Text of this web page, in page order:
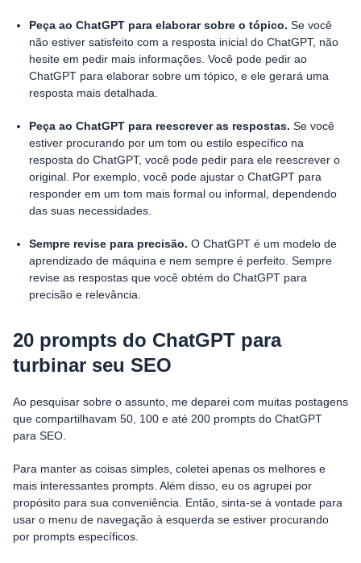
Peça ao ChatGPT para elaborar sobre o tópico. Se você
não estiver satisfeito com a resposta inicial do ChatGPT, não
hesite em pedir mais informações. Você pode pedir ao
ChatGPT para elaborar sobre um tópico, e ele gerará uma
resposta mais detalhada.
Peça ao ChatGPT para reescrever as respostas. Se você
estiver procurando por um tom ou estilo específico na
resposta do ChatGPT, você pode pedir para ele reescrever o
original. Por exemplo, você pode ajustar o ChatGPT para
responder em um tom mais formal ou informal, dependendo
das suas necessidades.
Sempre revise para precisão. O ChatGPT é um modelo de
aprendizado de máquina e nem sempre é perfeito. Sempre
revise as respostas que você obtém do ChatGPT para
precisão e relevância.
20 prompts do ChatGPT para
turbinar seu SEO
Ao pesquisar sobre o assunto, me deparei com muitas postagens
que compartilhavam 50, 100 e até 200 prompts do ChatGPT
para SEO.
Para manter as coisas simples, coletei apenas os melhores e
mais interessantes prompts. Além disso, eu os agrupei por
propósito para sua conveniência. Então, sinta-se à vontade para
usar o menu de navegação à esquerda se estiver procurando
por prompts específicos.